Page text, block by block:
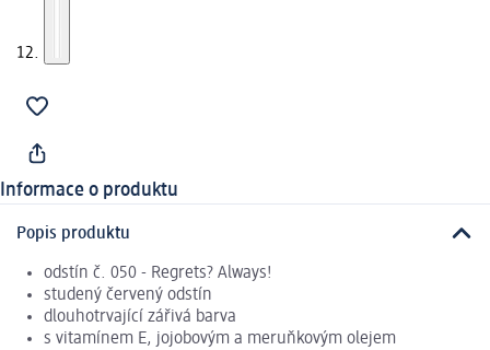
Informace o produktu
Popis produktu
odstín č. 050 - Regrets? Always!
studený červený odstín
dlouhotrvající zářivá barva
s vitamínem E, jojobovým a meruňkovým olejem